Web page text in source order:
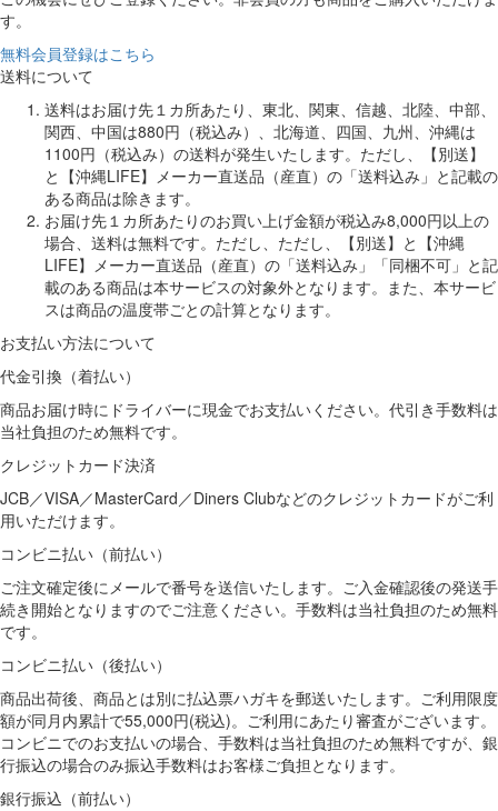
す。
無料会員登録はこちら
送料について
送料はお届け先１カ所あたり、東北、関東、信越、北陸、中部、
関西、中国は880円（税込み）、北海道、四国、九州、沖縄は
1100円（税込み）の送料が発生いたします。ただし、【別送】
と【沖縄LIFE】メーカー直送品（産直）の「送料込み」と記載の
ある商品は除きます。
お届け先１カ所あたりのお買い上げ金額が税込み8,000円以上の
場合、送料は無料です。ただし、ただし、【別送】と【沖縄
LIFE】メーカー直送品（産直）の「送料込み」「同梱不可」と記
載のある商品は本サービスの対象外となります。また、本サービ
スは商品の温度帯ごとの計算となります。
お支払い方法について
代金引換（着払い）
商品お届け時にドライバーに現金でお支払いください。代引き手数料は
当社負担のため無料です。
クレジットカード決済
JCB／VISA／MasterCard／Diners Clubなどのクレジットカードがご利
用いただけます。
コンビニ払い（前払い）
ご注文確定後にメールで番号を送信いたします。ご入金確認後の発送手
続き開始となりますのでご注意ください。手数料は当社負担のため無料
です。
コンビニ払い（後払い）
商品出荷後、商品とは別に払込票ハガキを郵送いたします。ご利用限度
額が同月内累計で55,000円(税込)。ご利用にあたり審査がございます。
コンビニでのお支払いの場合、手数料は当社負担のため無料ですが、銀
行振込の場合のみ振込手数料はお客様ご負担となります。
銀行振込（前払い）